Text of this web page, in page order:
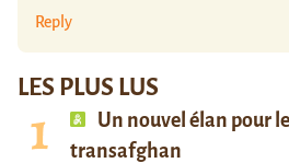
LES PLUS LUS
Un nouvel élan pour
transafghan
Reply